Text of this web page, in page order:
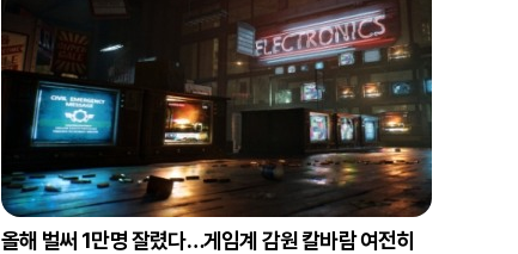
올해 벌써 1만명 잘렸다…게임계 감원 칼바람 여전히